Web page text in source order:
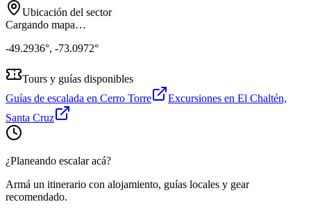
Ubicación del sector
Cargando mapa…
-49.2936°, -73.0972°
Tours y guías disponibles
Guías de escalada en Cerro Torre Excursiones en El Chaltén,
Santa Cruz
¿Planeando escalar acá?
Armá un itinerario con alojamiento, guías locales y gear
recomendado.